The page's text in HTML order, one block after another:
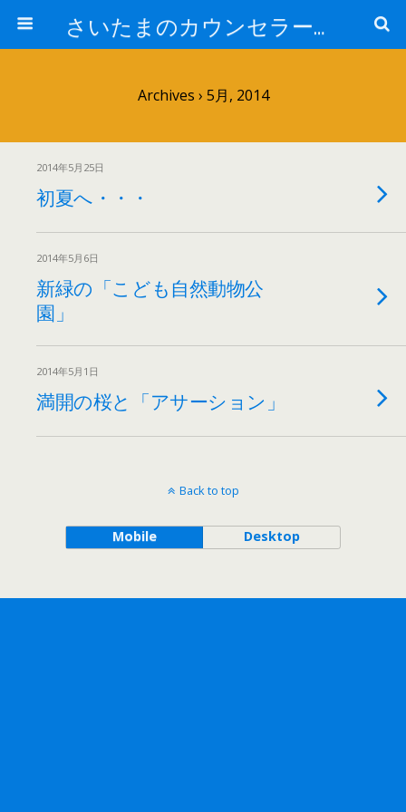
さいたまのカウンセラー日記
Archives › 5月, 2014
2014年5月25日
初夏へ・・・
2014年5月6日
新緑の「こども自然動物公
園」
2014年5月1日
満開の桜と「アサーション」
Back to top
Mobile Desktop